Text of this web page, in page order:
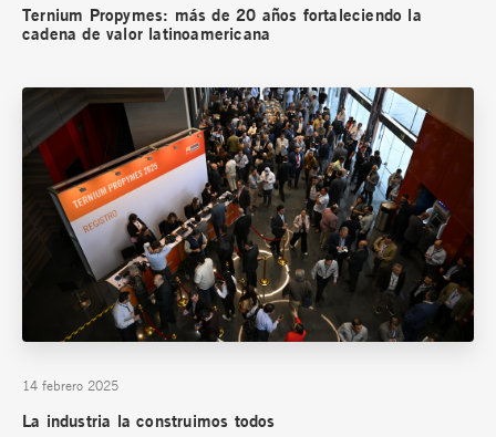
Ternium Propymes: más de 20 años fortaleciendo la
cadena de valor latinoamericana
14 febrero 2025
La industria la construimos todos